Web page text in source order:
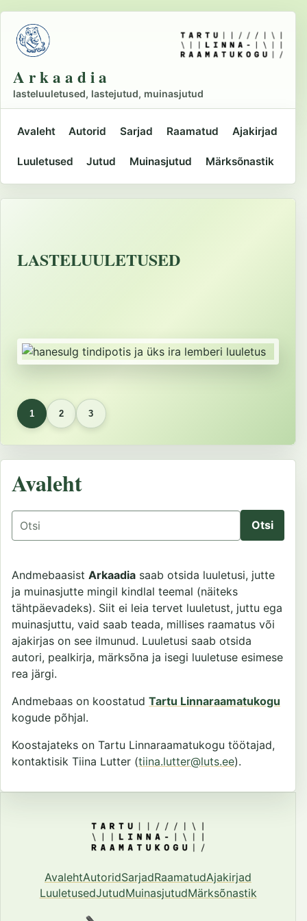
Liigu
põhisisu
juurde
A r k a a d i a
lasteluuletused, lastejutud, muinasjutud
Peamine
navigatsioon
Avaleht Autorid Sarjad Raamatud Ajakirjad
Luuletused Jutud Muinasjutud Märksõnastik
LASTELUULETUSED
1 2 3
Avaleht
Otsing
Andmebaasist Arkaadia saab otsida luuletusi, jutte
ja muinasjutte mingil kindlal teemal (näiteks
tähtpäevadeks). Siit ei leia tervet luuletust, juttu ega
muinasjuttu, vaid saab teada, millises raamatus või
ajakirjas on see ilmunud. Luuletusi saab otsida
autori, pealkirja, märksõna ja isegi luuletuse esimese
rea järgi.
Andmebaas on koostatud Tartu Linnaraamatukogu
kogude põhjal.
Koostajateks on Tartu Linnaraamatukogu töötajad,
kontaktisik Tiina Lutter (tiina.lutter@luts.ee).
AvalehtAutoridSarjadRaamatudAjakirjad
LuuletusedJutudMuinasjutudMärksõnastik